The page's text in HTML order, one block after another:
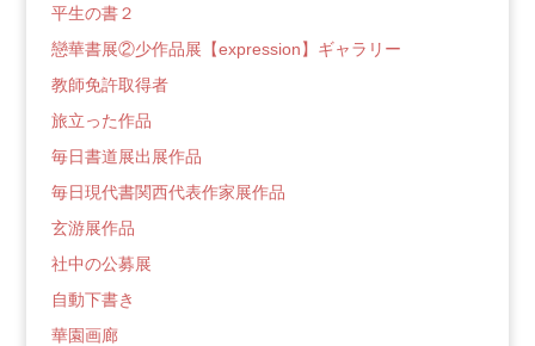
平生の書２
戀華書展②少作品展【expression】ギャラリー
教師免許取得者
旅立った作品
毎日書道展出展作品
毎日現代書関西代表作家展作品
玄游展作品
社中の公募展
自動下書き
華園画廊